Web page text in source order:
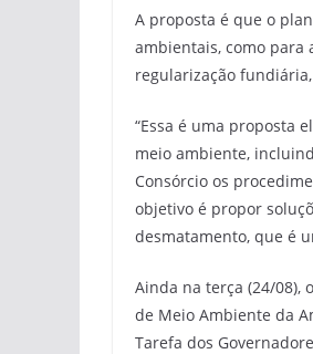
A proposta é que o
ambientais, como para
regularização
“Essa é uma proposta
meio ambiente,
Consórcio os
objetivo é propor
desmatamento, que é
Ainda na terça (24/08),
de Meio Ambiente da
Tarefa dos